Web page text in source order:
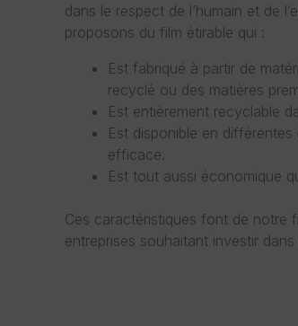
dans le respect de l’humain et de
proposons du film étirable qui :
Est fabriqué à partir de
recyclé ou des matières
Est entièrement recyclable
Est disponible en
efficace.
Est tout aussi économique
Ces caractéristiques font de notre
entreprises souhaitant investir